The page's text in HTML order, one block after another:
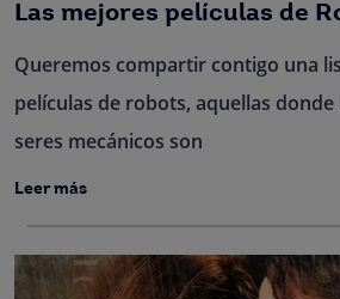
Las mejores películas de
Queremos compartir contigo una
películas de robots, aquellas
seres mecánicos son
Leer más